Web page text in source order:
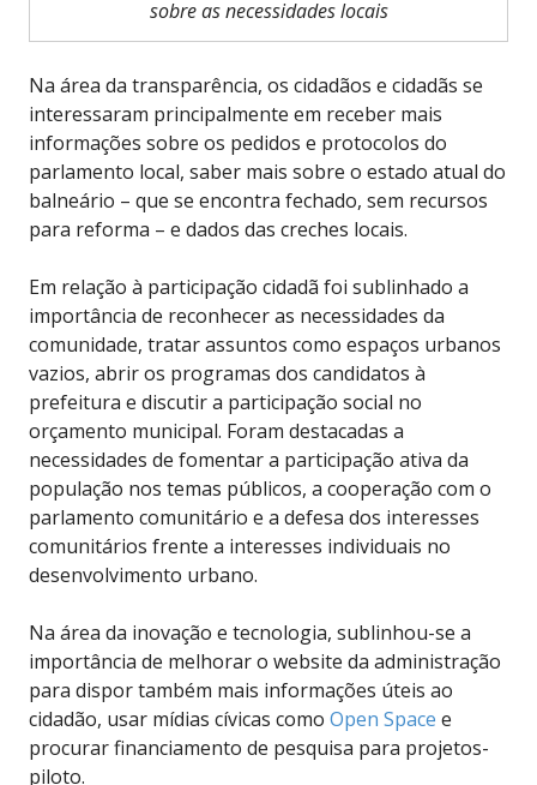
sobre as necessidades locais
Na área da transparência, os cidadãos e cidadãs se
interessaram principalmente em receber mais
informações sobre os pedidos e protocolos do
parlamento local, saber mais sobre o estado atual do
balneário – que se encontra fechado, sem recursos
para reforma – e dados das creches locais.
Em relação à participação cidadã foi sublinhado a
importância de reconhecer as necessidades da
comunidade, tratar assuntos como espaços urbanos
vazios, abrir os programas dos candidatos à
prefeitura e discutir a participação social no
orçamento municipal. Foram destacadas a
necessidades de fomentar a participação ativa da
população nos temas públicos, a cooperação com o
parlamento comunitário e a defesa dos interesses
comunitários frente a interesses individuais no
desenvolvimento urbano.
Na área da inovação e tecnologia, sublinhou-se a
importância de melhorar o website da administração
para dispor também mais informações úteis ao
cidadão, usar mídias cívicas como Open Space e
procurar financiamento de pesquisa para projetos-
piloto.